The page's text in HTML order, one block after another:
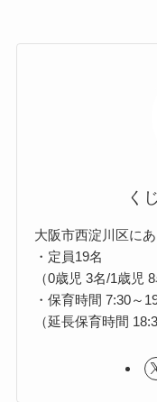
く
大阪市西淀川区に
・定員19名
（0歳児 3名/1歳児
・保育時間 7:30～
（延長保育時間